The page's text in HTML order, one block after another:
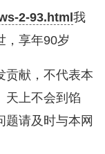
实践并加以深
行是赵洪宾同
立了国内第一
专家的关注；
冲法给水管道冲
，并获多项专
2-93.html 我
，享年90岁
贡献，不代表本
天上不会到馅
题请及时与本网